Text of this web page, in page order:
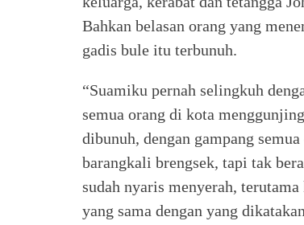
Bahkan belasan orang yang
gadis bule itu terbunuh.
“Suamiku pernah selingkuh
semua orang di kota
dibunuh, dengan gampang
barangkali brengsek, tapi tak
sudah nyaris menyerah,
yang sama dengan yang